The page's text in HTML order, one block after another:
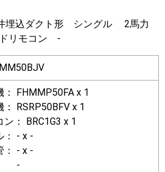
埋込ダクト形 シングル 2馬力
リモコン -
： FHMMP50FA x 1
： RSRP50BFV x 1
ン： BRC1G3 x 1
： - x -
： - x -